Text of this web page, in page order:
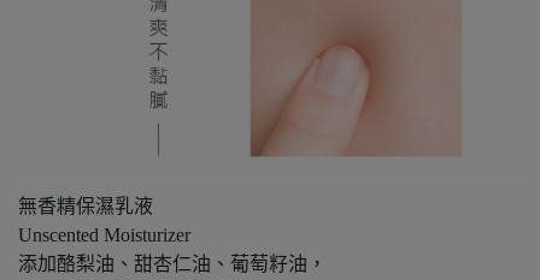
無香精保濕乳液
Unscented Moisturizer
添加酪梨油、甜杏仁油、葡萄籽油，